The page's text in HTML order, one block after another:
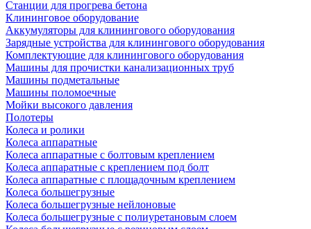
Станции для прогрева бетона
Клининговое оборудование
Аккумуляторы для клинингового оборудования
Зарядные устройства для клинингового оборудования
Комплектующие для клинингового оборудования
Машины для прочистки канализационных труб
Машины подметальные
Машины поломоечные
Мойки высокого давления
Полотеры
Колеса и ролики
Колеса аппаратные
Колеса аппаратные с болтовым креплением
Колеса аппаратные с креплением под болт
Колеса аппаратные с площадочным креплением
Колеса большегрузные
Колеса большегрузные нейлоновые
Колеса большегрузные с полиуретановым слоем